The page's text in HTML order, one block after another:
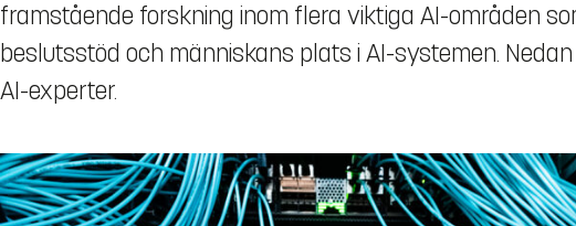
framstående forskning inom flera viktiga AI-områden
beslutsstöd och människans plats i AI-systemen.
AI-experter.